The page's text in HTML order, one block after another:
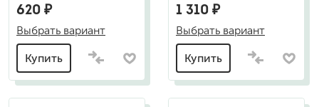
620 ₽
Выбрать вариант
Купить
1 310 ₽
Выбрать вариант
Купить